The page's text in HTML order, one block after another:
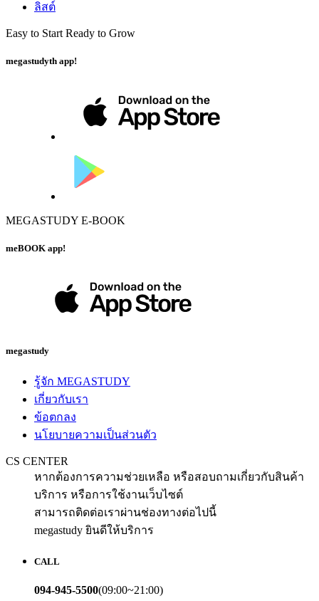
ลิสต์
Easy to Start Ready to Grow
megastudyth app!
MEGASTUDY E-BOOK
meBOOK app!
megastudy
รู้จัก MEGASTUDY
เกี่ยวกับเรา
ข้อตกลง
นโยบายความเป็นส่วนตัว
CS CENTER
หากต้องการความช่วยเหลือ หรือสอบถามเกี่ยวกับสินค้า
บริการ หรือการใช้งานเว็บไซต์
สามารถติดต่อเราผ่านช่องทางต่อไปนี้
megastudy ยินดีให้บริการ
CALL
094-945-5500(09:00~21:00)